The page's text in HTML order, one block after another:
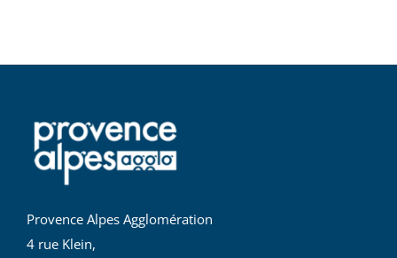
Provence Alpes Agglomération
4 rue Klein,